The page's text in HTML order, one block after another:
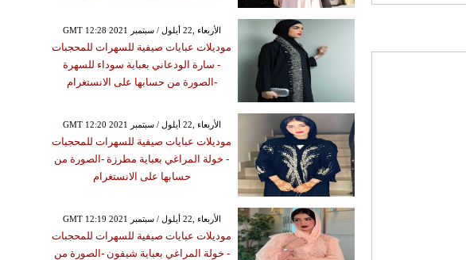
GMT 12:28 2021 الأربعاء ,22 أيلول / سبتمبر
موديلات عبايات صيفية للسهرات للمحجبات
- سارة الودعاني بعباية سوداء للسهرة
-الصورة من حسابها على الانستغرام
GMT 12:20 2021 الأربعاء ,22 أيلول / سبتمبر
موديلات عبايات صيفية للسهرات للمحجبات
- خولة المراغي بعباية مطرزة -الصورة من
حسابها على الانستغرام
GMT 12:19 2021 الأربعاء ,22 أيلول / سبتمبر
موديلات عبايات صيفية للسهرات للمحجبات
- خولة المراغي بعباية شيفون -الصورة من